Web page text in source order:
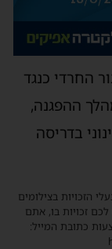
החרדי כנגד
ההפגנה,
בדריסה
הזכויות בצילומים
לכם זכויות בו, אתם
כתובת המייל: